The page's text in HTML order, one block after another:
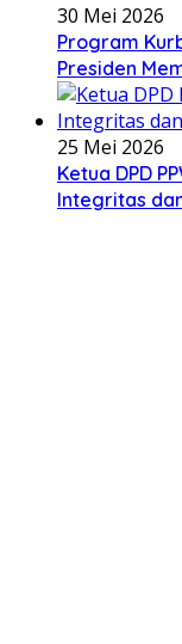
30 Mei 2026
Program
Presiden
25 Mei 2026
Ketua DPD
Integritas